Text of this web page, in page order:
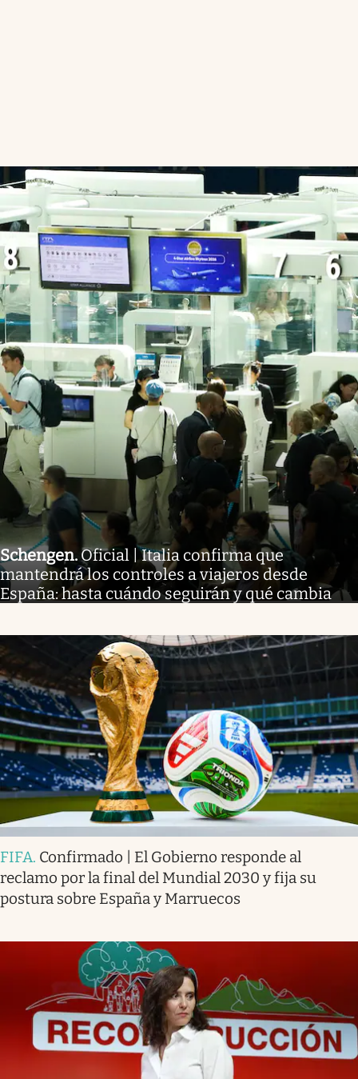
Schengen. Oficial | Italia confirma que
mantendrá los controles a viajeros desde
España: hasta cuándo seguirán y qué cambia
FIFA. Confirmado | El Gobierno responde al
reclamo por la final del Mundial 2030 y fija su
postura sobre España y Marruecos